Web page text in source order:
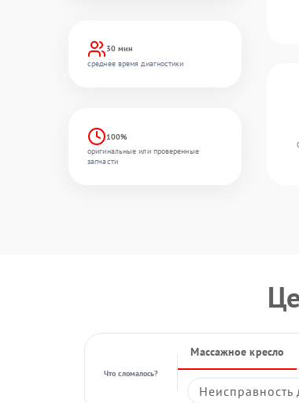
30 мин
среднее время диагностики
100%
оригинальные или проверенные
запчасти
Что сломалось?
Массажное кресло
Неисправность